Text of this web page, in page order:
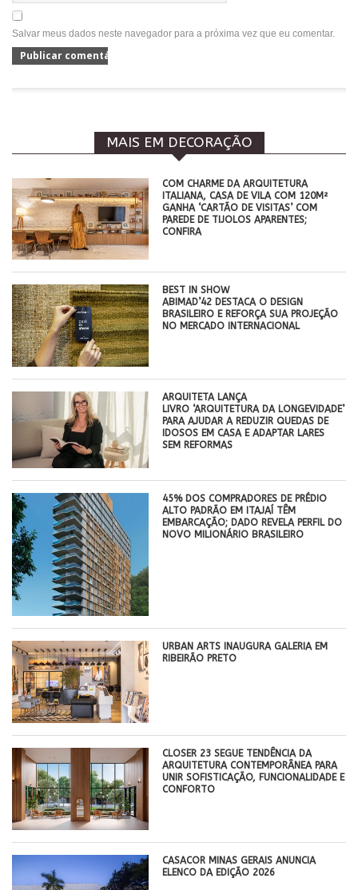
Salvar meus dados neste navegador para a próxima vez que eu comentar.
MAIS EM DECORAÇÃO
COM CHARME DA ARQUITETURA
ITALIANA, CASA DE VILA COM 120M²
GANHA ‘CARTÃO DE VISITAS’ COM
PAREDE DE TIJOLOS APARENTES;
CONFIRA
BEST IN SHOW
ABIMAD’42 DESTACA O DESIGN
BRASILEIRO E REFORÇA SUA PROJEÇÃO
NO MERCADO INTERNACIONAL
ARQUITETA LANÇA
LIVRO ‘ARQUITETURA DA LONGEVIDADE’
PARA AJUDAR A REDUZIR QUEDAS DE
IDOSOS EM CASA E ADAPTAR LARES
SEM REFORMAS
45% DOS COMPRADORES DE PRÉDIO
ALTO PADRÃO EM ITAJAÍ TÊM
EMBARCAÇÃO; DADO REVELA PERFIL DO
NOVO MILIONÁRIO BRASILEIRO
​URBAN ARTS INAUGURA GALERIA EM
RIBEIRÃO PRETO
CLOSER 23 SEGUE TENDÊNCIA DA
ARQUITETURA CONTEMPORÂNEA PARA
UNIR SOFISTICAÇÃO, FUNCIONALIDADE E
CONFORTO
CASACOR MINAS GERAIS ANUNCIA
ELENCO DA EDIÇÃO 2026